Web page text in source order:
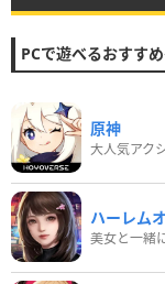
PCで遊べるおすす
原神
大人気アク
ハーレム
美女と一緒